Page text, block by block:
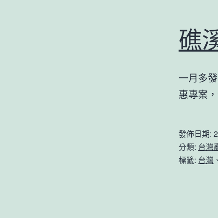
礁
一月多
惠專案
發佈日期:
分類: 台灣
標籤: 台灣 、